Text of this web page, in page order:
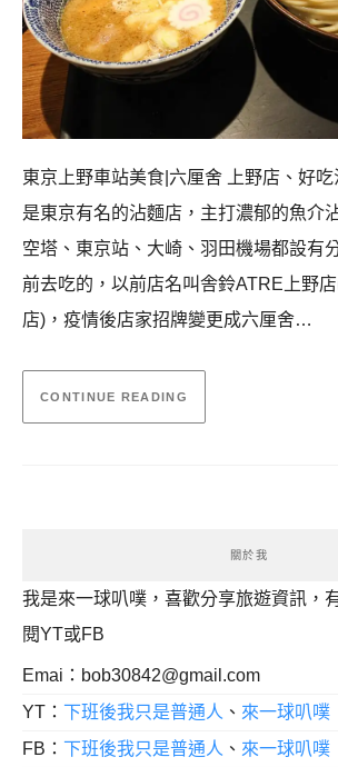
東京上野車站美食|六厘舍 上野店、好
是東京有名的沾麵店，主打濃郁的魚介
空塔、東京站、大崎、羽田機場都設有
前去吃的，以前店名叫舎鈴ATRE上野
店)，疫情後店家招牌變更成六厘舍…
CONTINUE READING
關於我
我是來一球叭噗，喜歡分享旅遊資訊，
閱YT或FB
Emai： bob30842@gmail.com
YT： 下班後我只是普通人 、 來一球叭噗
FB： 下班後我只是普通人 、 來一球叭噗